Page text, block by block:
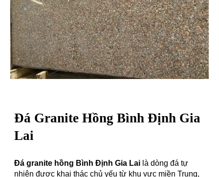
Đá GraniteHồng Bình Định Gia
Lai
Đá granite hồng Bình Định Gia Lai là dòng đá tự
nhiên được khai thác chủ yếu từ khu vực miền Trung,